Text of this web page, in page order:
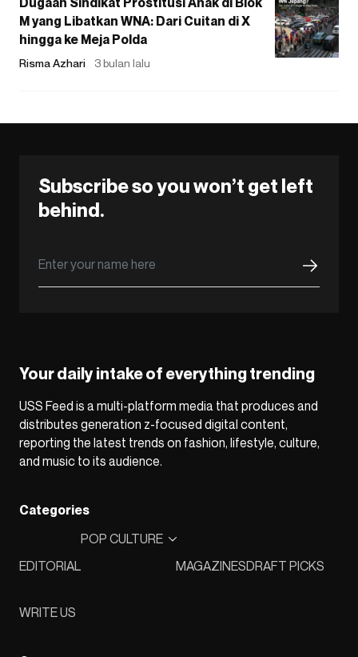
M yang Libatkan WNA: Dari Cuitan di X
hingga ke Meja Polda
Risma Azhari 3 bulan lalu
Subscribe so you won’t get left
behind.
Your daily intake of everything trending
USS Feed is a multi-platform media that produces and
distributes generation z-focused digital content,
reporting the latest trends on fashion, lifestyle, culture,
and music to its audience.
Categories
EDITORIAL
POP CULTURE
MAGAZINESDRAFT PICKS
WRITE US